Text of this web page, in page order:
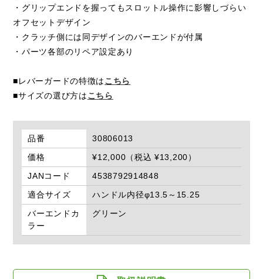
・グリップエンドを握ってもスロットル操作に影響しづらい
オフセットデザイン
・クラッチ側には同デザインのバーエンドが付属
・パーツ各部のリペア設定あり
■レバーガードの特徴はこちら
■サイズの選び方はこちら
品番
30806013
価格
¥12,000（税込 ¥13,200）
JANコード
4538792914848
適合サイズ
ハンドル内径φ13.5～15.25
バーエンドカ
ラー
グリーン